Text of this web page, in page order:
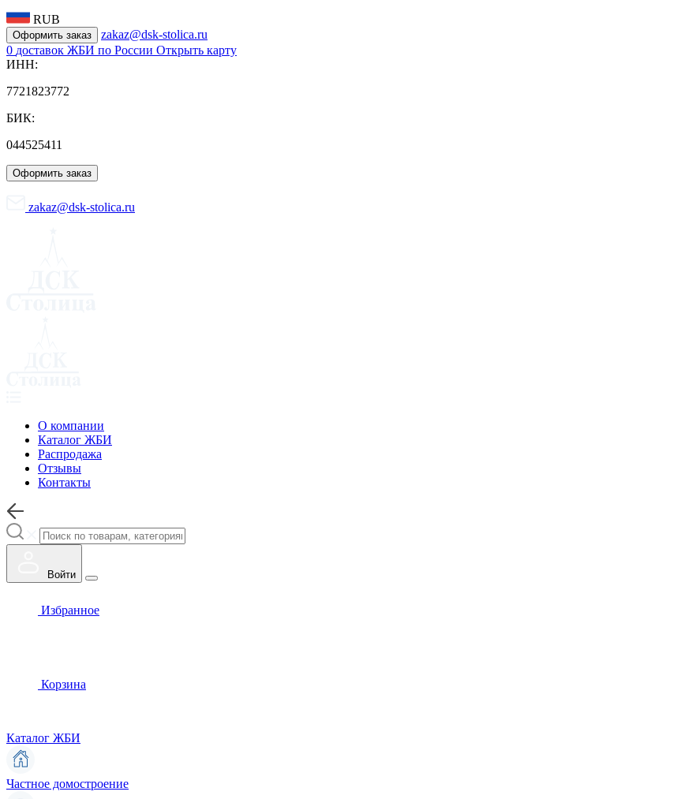
RUB
Оформить заказ
zakaz@dsk-stolica.ru
0 доставок ЖБИ по России Открыть карту
ИНН:
7721823772
БИК:
044525411
Оформить заказ
zakaz@dsk-stolica.ru
О компании
Каталог ЖБИ
Распродажа
Отзывы
Контакты
Войти
Избранное
Корзина
Каталог ЖБИ
Частное домостроение